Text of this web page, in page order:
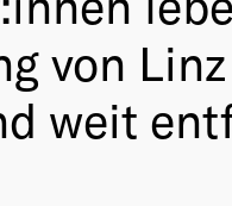
von
weit